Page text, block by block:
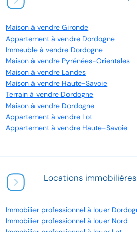
Maison à vendre Gironde
Appartement à vendre Dordogne
Immeuble à vendre Dordogne
Maison à vendre Pyrénées-Orientales
Maison à vendre Landes
Maison à vendre Haute-Savoie
Terrain à vendre Dordogne
Maison à vendre Dordogne
Appartement à vendre Lot
Appartement à vendre Haute-Savoie
Locations
Immobilier professionnel à louer
Immobilier professionnel à louer Nord